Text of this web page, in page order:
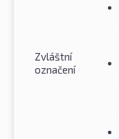
Zvláštní
označení